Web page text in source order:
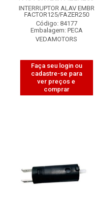
INTERRUPTOR ALAV EMBR
FACTOR125/FAZER250
Código: 84177
Embalagem: PECA
VEDAMOTORS
Faça seu login ou
cadastre-se para
ver preços e
comprar